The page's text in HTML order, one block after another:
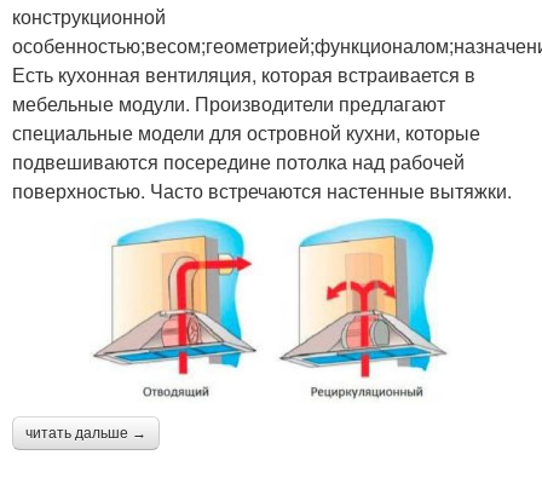
конструкционной
Есть кухонная вентиляция, которая встраивается в
мебельные модули. Производители предлагают
специальные модели для островной кухни, которые
подвешиваются посередине потолка над рабочей
поверхностью. Часто встречаются настенные вытяжки.
читать дальше →